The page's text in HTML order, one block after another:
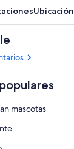
Ubicación
mascotas